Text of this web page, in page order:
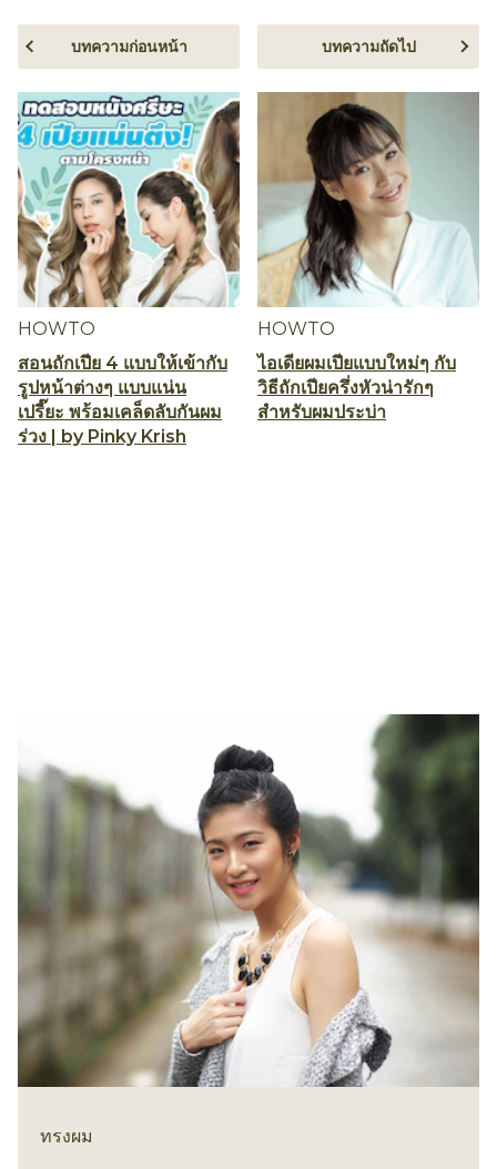
HOWTO
สอนถักเปีย 4 แบบให้เข้ากับ
รูปหน้าต่างๆ แบบแน่น
เปรี๊ยะ พร้อมเคล็ดลับกันผม
ร่วง | by Pinky Krish
บทความก่อนหน้า
HOWTO
ไอเดียผมเปียแบบใหม่ๆ กับ
วิธีถักเปียครึ่งหัวน่ารักๆ
สำหรับผมประบ่า
บทความถัดไป
ทรงผม